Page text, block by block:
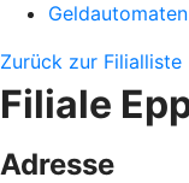
Zurück zur Filialliste
Filiale
Adresse